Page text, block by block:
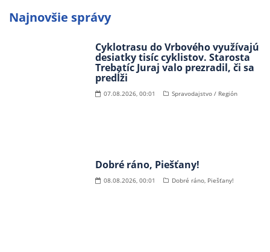
Najnovšie správy
Cyklotrasu do Vrbového využívajú
desiatky tisíc cyklistov. Starosta
Trebatíc Juraj valo prezradil, či sa
predĺži
07.08.2026, 00:01 Spravodajstvo / Región
Dobré ráno, Piešťany!
08.08.2026, 00:01 Dobré ráno, Piešťany!